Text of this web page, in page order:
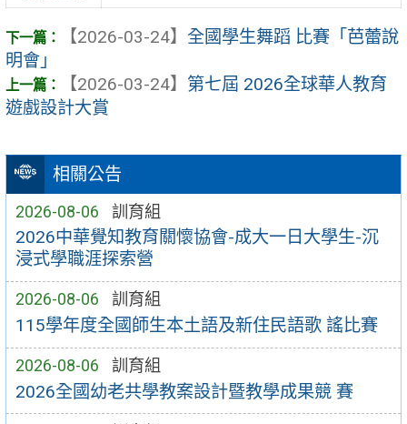
相關公告
2026-08-06 訓育組
2026中華覺知教育關懷協會-成大一日大學生-沉
浸式學職涯探索營
2026-08-06 訓育組
115學年度全國師生本土語及新住民語歌 謠比賽
2026-08-06 訓育組
2026全國幼老共學教案設計暨教學成果競 賽
【2026-03-24】 全國學生舞蹈 比賽「芭蕾說
明會」
【2026-03-24】 第七屆 2026全球華人教育
遊戲設計大賞